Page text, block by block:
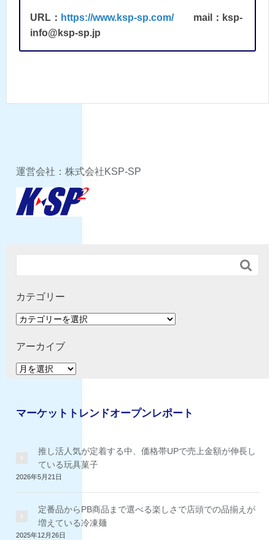
URL： https://www.ksp-sp.com/ mail：ksp-
info@ksp-sp.jp
運営会社：株式会社KSP-SP

カテゴリー
カ
ゴ
ー
アーカイブ
ア
イ
マーケットトレンドオープンレポート
推し活人気が定着する中、価格帯UPで売上金額が伸長し
ている玩具菓子
2026年5月21日
定番品からPB商品まで選べる楽しさで店頭での品揃えが
増えている冷凍麺
2025年12月26日